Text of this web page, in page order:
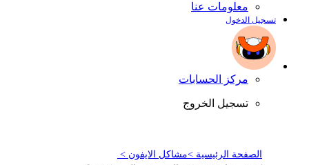
معلومات عنا
تسجيل الدخول
مركز الحسابات
تسجيل الخروج
الصفحة الرئيسية >مشاكل الايفون >